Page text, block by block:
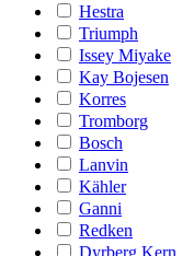
Hestra
Triumph
Issey Miyake
Kay Bojesen
Korres
Tromborg
Bosch
Lanvin
Kähler
Ganni
Redken
Dyrberg Kern